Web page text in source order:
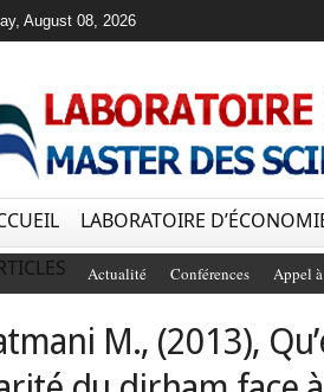
August 08, 2026
LABORATOIRE
Actualité Conférences Appel
M., (2013),